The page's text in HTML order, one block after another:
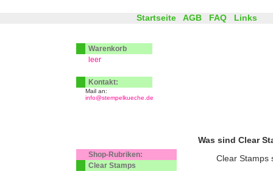
Was sind Clear
Clear Stamps
Startseite AGB FAQ Links
Warenkorb
leer
Kontakt:
Mail an:
info@stempelkueche.de
Shop-Rubriken:
Clear Stamps